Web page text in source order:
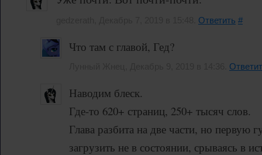
Ответить #
Что там с главой, Гед?
Наводим блеск.
Где-то 620+ страниц, 250+ тысяч слов.
Глава разбита на две части, но первую
загрузить не в состоянии, срываясь в